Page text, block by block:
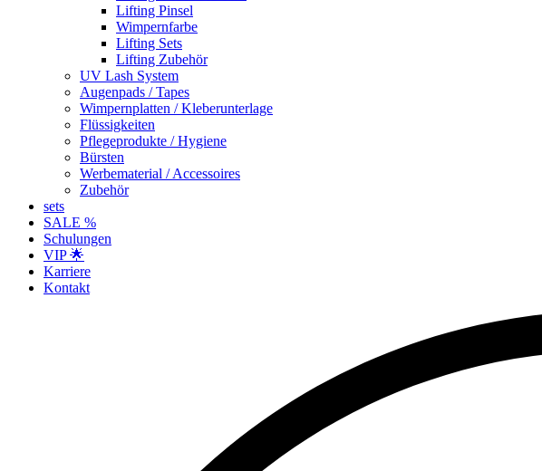
Lifting Pinsel
Wimpernfarbe
Lifting Sets
Lifting Zubehör
UV Lash System
Augenpads / Tapes
Wimpernplatten / Kleberunterlage
Flüssigkeiten
Pflegeprodukte / Hygiene
Bürsten
Werbematerial / Accessoires
Zubehör
sets
SALE %
Schulungen
VIP 🌟
Karriere
Kontakt